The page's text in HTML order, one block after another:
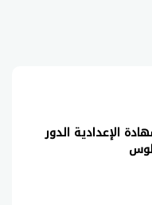
الإعدادية الدور